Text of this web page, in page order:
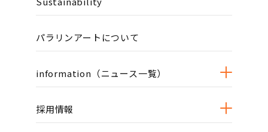
パラリンアートについて
information（ニュース一覧）
採用情報